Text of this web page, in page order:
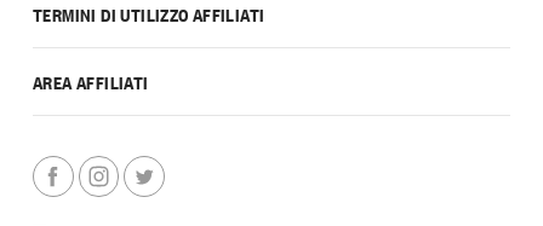
TERMINI DI UTILIZZO AFFILIATI
AREA AFFILIATI